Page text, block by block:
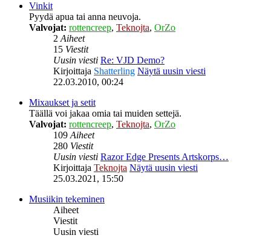
Vinkit
Pyydä apua tai anna neuvoja.
Valvojat: rottencreep, Teknojta, OrZo
2Aiheet
15 Viestit
Uusin viesti Re: VJD Demo?
Kirjoittaja Shatterling Näytä uusin viesti
22.03.2010, 00:24
Mixaukset ja setit
Täällä voi jakaa omia tai muiden settejä.
Valvojat: rottencreep, Teknojta, OrZo
109Aiheet
280 Viestit
Uusin viesti Razor Edge Presents Artskorps…
Kirjoittaja Teknojta Näytä uusin viesti
25.03.2021, 15:50
Musiikin tekeminen
Aiheet
Viestit
Uusin viesti